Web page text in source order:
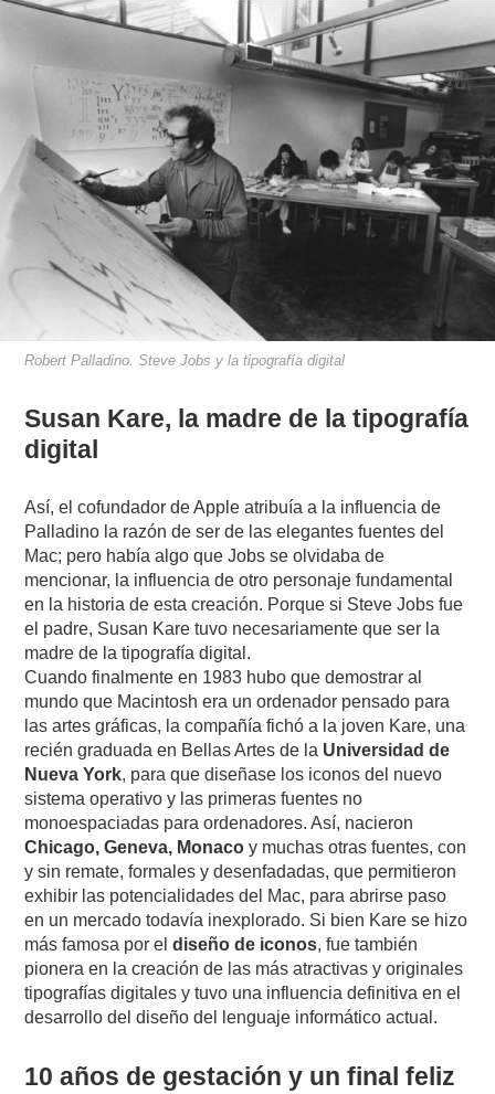
Robert Palladino. Steve Jobs y la tipografía digital
Susan Kare, la madre de la tipografía
digital
Así, el cofundador de Apple atribuía a la influencia de
Palladino la razón de ser de las elegantes fuentes del
Mac; pero había algo que Jobs se olvidaba de
mencionar, la influencia de otro personaje fundamental
en la historia de esta creación. Porque si Steve Jobs fue
el padre, Susan Kare tuvo necesariamente que ser la
madre de la tipografía digital.
Cuando finalmente en 1983 hubo que demostrar al
mundo que Macintosh era un ordenador pensado para
las artes gráficas, la compañía fichó a la joven Kare, una
recién graduada en Bellas Artes de la Universidad de
Nueva York, para que diseñase los iconos del nuevo
sistema operativo y las primeras fuentes no
monoespaciadas para ordenadores. Así, nacieron
Chicago, Geneva, Monaco y muchas otras fuentes, con
y sin remate, formales y desenfadadas, que permitieron
exhibir las potencialidades del Mac, para abrirse paso
en un mercado todavía inexplorado. Si bien Kare se hizo
más famosa por eldiseño de iconos, fue también
pionera en la creación de las más atractivas y originales
tipografías digitales y tuvo una influencia definitiva en el
desarrollo del diseño del lenguaje informático actual.
10 años de gestación y un final feliz